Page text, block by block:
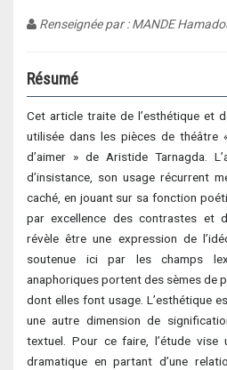
Renseignée par : MANDE
Résumé
Cet article traite de l’esthétique et
utilisée dans les pièces de théâtre
d’aimer » de Aristide Tarnagda.
d’insistance, son usage récurrent
caché, en jouant sur sa fonction
par excellence des contrastes et
révèle être une expression de
soutenue ici par les champs
anaphoriques portent des sèmes de
dont elles font usage. L’esthétique
une autre dimension de
textuel. Pour ce faire, l’étude vise
dramatique en partant d’une